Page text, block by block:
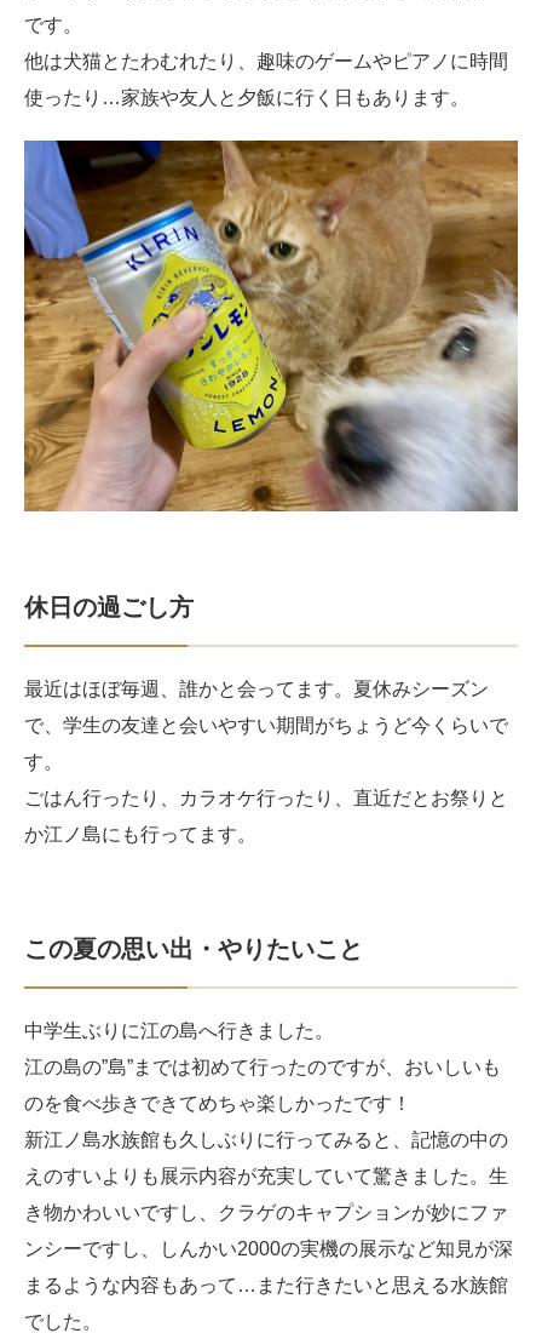
です。
他は犬猫とたわむれたり、趣味のゲームやピアノに時間
使ったり…家族や友人と夕飯に行く日もあります。
休日の過ごし方
最近はほぼ毎週、誰かと会ってます。夏休みシーズン
で、学生の友達と会いやすい期間がちょうど今くらいで
す。
ごはん行ったり、カラオケ行ったり、直近だとお祭りと
か江ノ島にも行ってます。
この夏の思い出・やりたいこと
中学生ぶりに江の島へ行きました。
江の島の”島”までは初めて行ったのですが、おいしいも
のを食べ歩きできてめちゃ楽しかったです！
新江ノ島水族館も久しぶりに行ってみると、記憶の中の
えのすいよりも展示内容が充実していて驚きました。生
き物かわいいですし、クラゲのキャプションが妙にファ
ンシーですし、しんかい2000の実機の展示など知見が深
まるような内容もあって…また行きたいと思える水族館
でした。